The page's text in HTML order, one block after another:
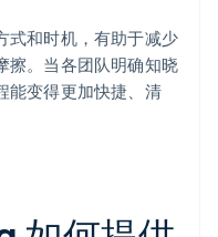
式和时机，有助于减少
擦。当各团队明确知晓
能变得更加快捷、清